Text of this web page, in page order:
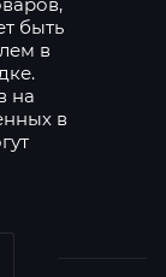
быть
в
на
в